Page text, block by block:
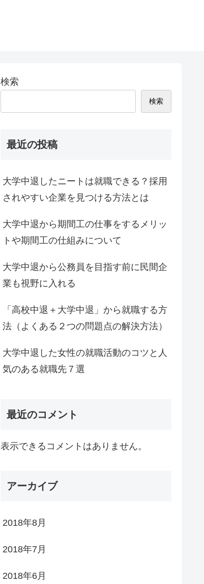
検索
検索
最近の投稿
大学中退したニートは就職できる？採用
されやすい企業を見つける方法とは
大学中退から期間工の仕事をするメリッ
トや期間工の仕組みについて
大学中退から公務員を目指す前に民間企
業も視野に入れる
「高校中退＋大学中退」から就職する方
法（よくある２つの問題点の解決方法）
大学中退した女性の就職活動のコツと人
気のある就職先７選
最近のコメント
表示できるコメントはありません。
アーカイブ
2018年8月
2018年7月
2018年6月